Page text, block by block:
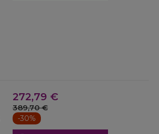
272,79 €
389,70 €
-30%